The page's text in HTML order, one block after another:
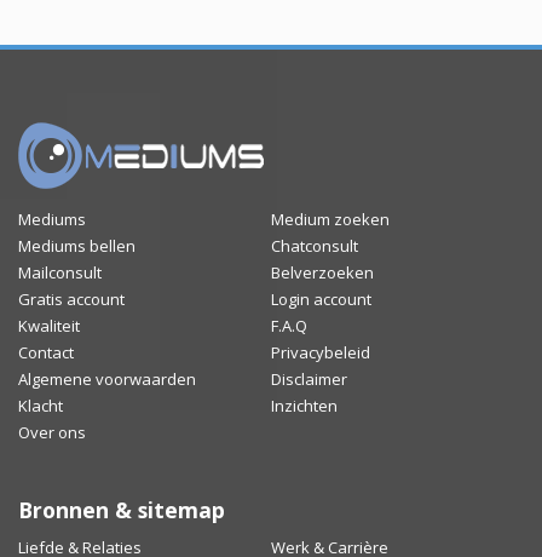
Mediums
Medium zoeken
Mediums bellen
Chatconsult
Mailconsult
Belverzoeken
Gratis account
Login account
Kwaliteit
F.A.Q
Contact
Privacybeleid
Algemene voorwaarden
Disclaimer
Klacht
Inzichten
Over ons
Bronnen & sitemap
Liefde & Relaties Werk & Carrière